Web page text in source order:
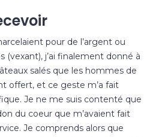
pour de l’argent ou
(vexant), j’ai finalement donné à
salés que les hommes de
offert, et ce geste m’a fait
Je ne me suis contenté que
du coeur que m’avaient fait
Je comprends alors que